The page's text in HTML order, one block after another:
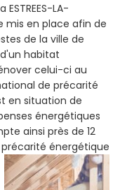
LA-
mis en place afin de
de la ville de
d'un habitat
celui-ci au
de précarité
en situation de
énergétiques
ainsi près de 12
énergétique